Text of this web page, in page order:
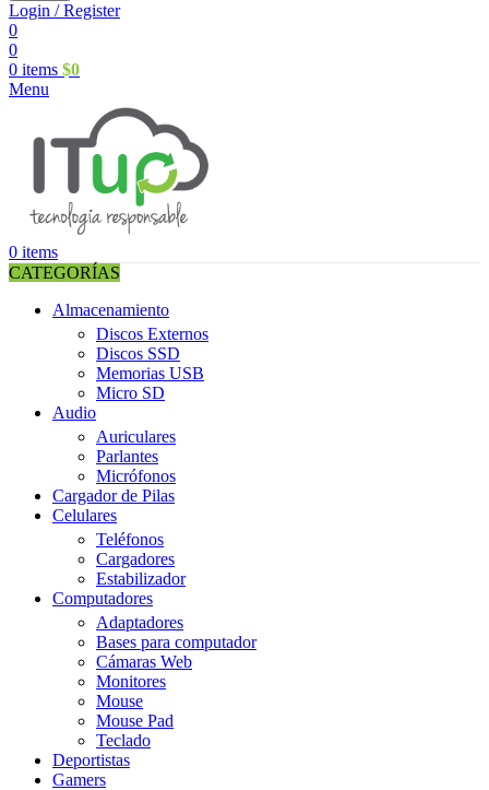
Login / Register
0
0
0 items $0
Menu
0 items
CATEGORÍAS
Almacenamiento
Discos Externos
Discos SSD
Memorias USB
Micro SD
Audio
Auriculares
Parlantes
Micrófonos
Cargador de Pilas
Celulares
Teléfonos
Cargadores
Estabilizador
Computadores
Adaptadores
Bases para computador
Cámaras Web
Monitores
Mouse
Mouse Pad
Teclado
Deportistas
Gamers